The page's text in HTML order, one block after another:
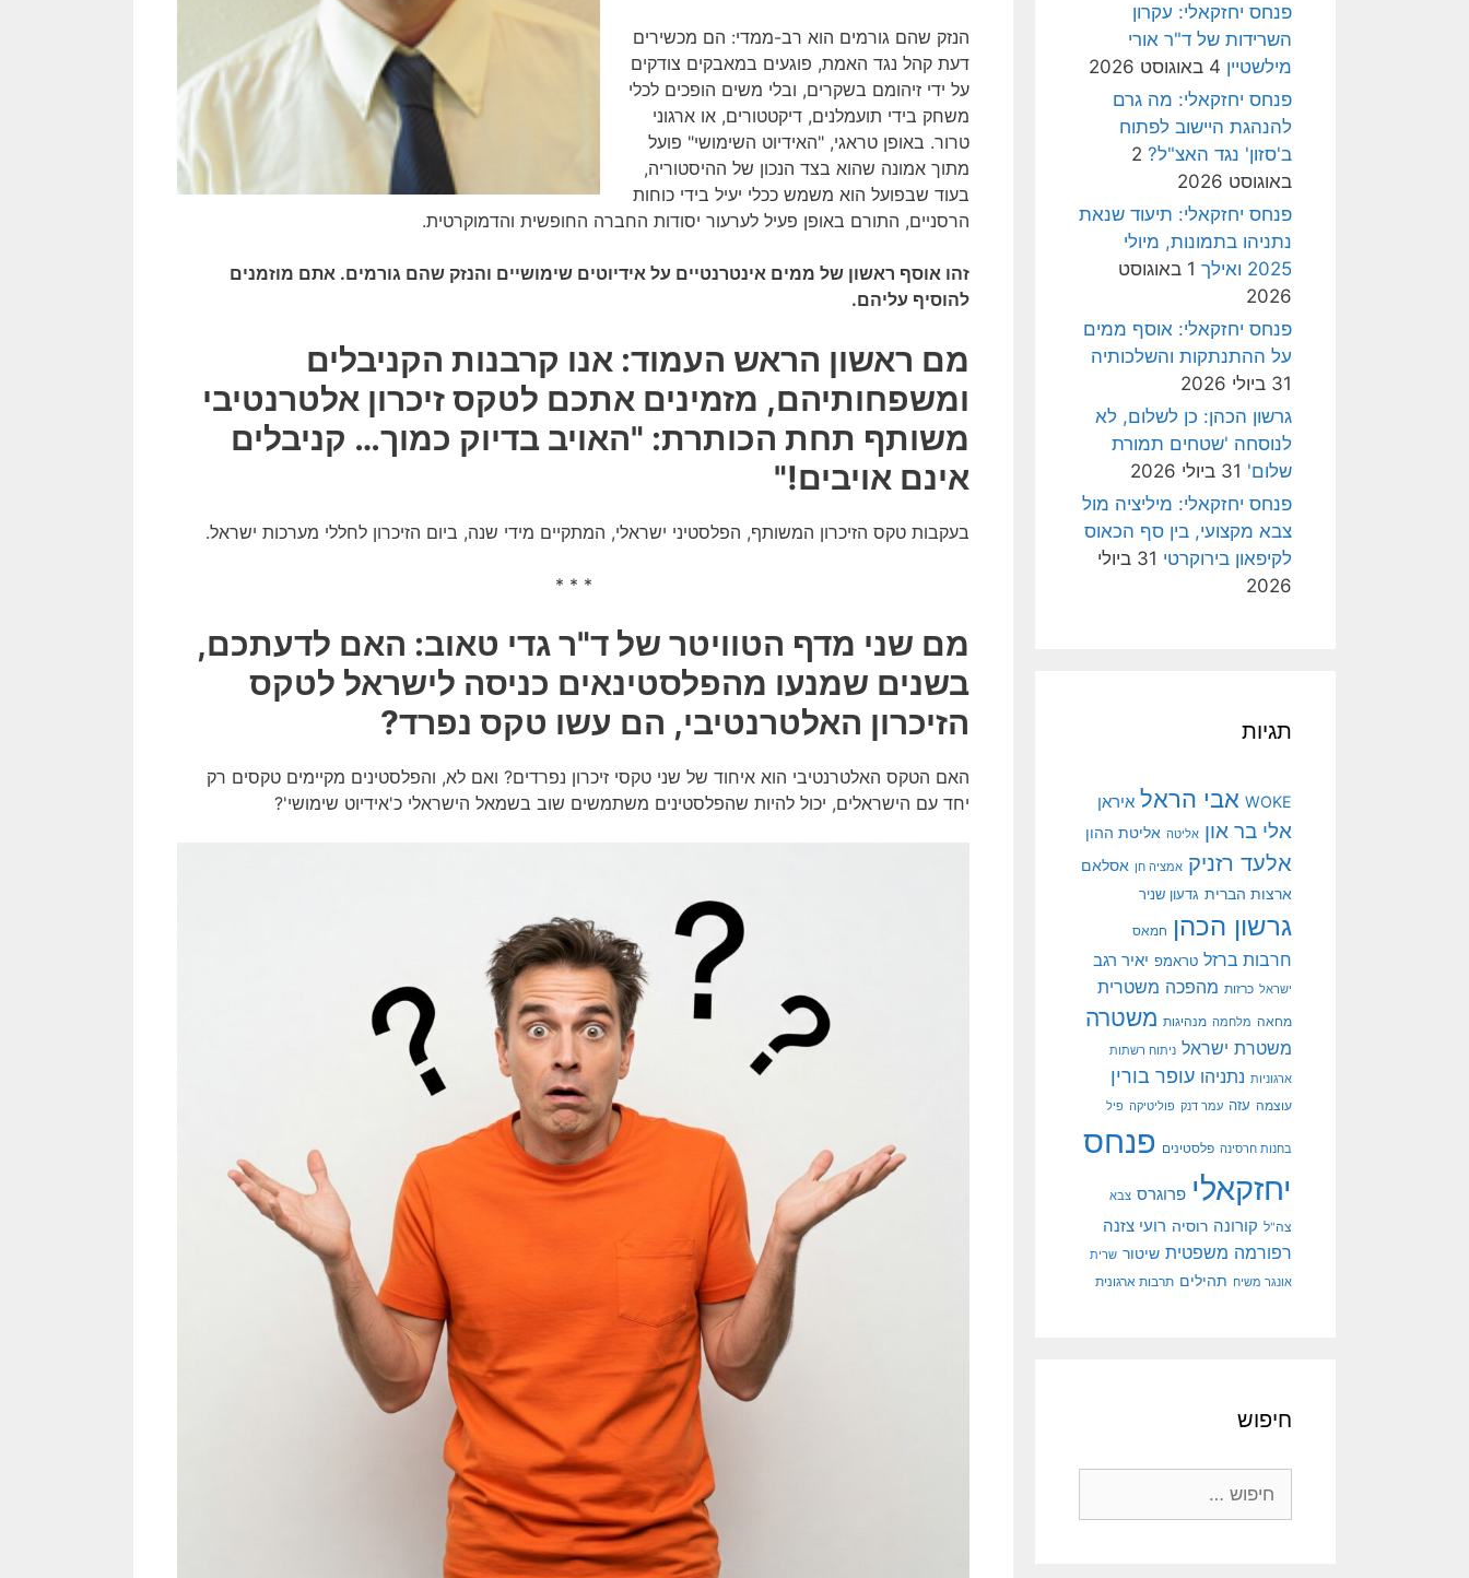
הנזק שהם גורמים הוא רב-ממדי: הם מכשירים
דעת קהל נגד האמת, פוגעים במאבקים צודקים
על ידי זיהומם בשקרים, ובלי משים הופכים לכלי
משחק בידי תועמלנים, דיקטטורים, או ארגוני
טרור. באופן טראגי, "האידיוט השימושי" פועל
מתוך אמונה שהוא בצד הנכון של ההיסטוריה,
בעוד שבפועל הוא משמש ככלי יעיל בידי כוחות
הרסניים, התורם באופן פעיל לערעור יסודות החברה החופשית והדמוקרטית.
זהו אוסף ראשון של ממים אינטרנטיים על אידיוטים שימושיים והנזק שהם גורמים. אתם מוזמנים
להוסיף עליהם.
מם ראשון הראש העמוד: אנו קרבנות הקניבלים
ומשפחותיהם, מזמינים אתכם לטקס זיכרון אלטרנטיבי
משותף תחת הכותרת: "האויב בדיוק כמוך… קניבלים
אינם אויבים!"
בעקבות טקס הזיכרון המשותף, הפלסטיני ישראלי, המתקיים מידי שנה, ביום הזיכרון לחללי מערכות ישראל.
* * *
מם שני מדף הטוויטר של ד"ר גדי טאוב: האם לדעתכם,
בשנים שמנעו מהפלסטינאים כניסה לישראל לטקס
הזיכרון האלטרנטיבי, הם עשו טקס נפרד?
האם הטקס האלטרנטיבי הוא איחוד של שני טקסי זיכרון נפרדים? ואם לא, והפלסטינים מקיימים טקסים רק
יחד עם הישראלים, יכול להיות שהפלסטינים משתמשים שוב בשמאל הישראלי כ'אידיוט שימושי'?
פנחס יחזקאלי: עקרון
השרידות של ד"ר אורי
מילשטיין 4 באוגוסט 2026
פנחס יחזקאלי: מה גרם
להנהגת היישוב לפתוח
ב'סזון' נגד האצ"ל? 2
באוגוסט 2026
פנחס יחזקאלי: תיעוד שנאת
נתניהו בתמונות, מיולי
2025 ואילך
1 באוגוסט
2026
פנחס יחזקאלי: אוסף ממים
על ההתנתקות והשלכותיה
31 ביולי 2026
גרשון הכהן: כן לשלום, לא
לנוסחה 'שטחים תמורת
שלום' 31 ביולי 2026
פנחס יחזקאלי: מיליציה מול
צבא מקצועי, בין סף הכאוס
לקיפאון בירוקרטי
31 ביולי
2026
תגיות
WOKE אבי הראל איראן
אלי בר און אליטה אליטת ההון
אלעד רזניק אמציה חן אסלאם
ארצות הברית גדעון שניר
גרשון הכהן חמאס
חרבות ברזל טראמפ יאיר רגב
ישראל כרזות מהפכה משטרית
מחאה מלחמה מנהיגות משטרה
משטרת ישראל ניתוח רשתות
ארגוניות נתניהו עופר בורין
עוצמה עזה עמר דנק פוליטיקה פיל
בחנות חרסינה פלסטינים פנחס
יחזקאלי פרוגרס צבא
צה"ל קורונה רוסיה רועי צזנה
רפורמה משפטית שיטור שרית
אונגר משיח תהילים תרבות ארגונית
חיפוש